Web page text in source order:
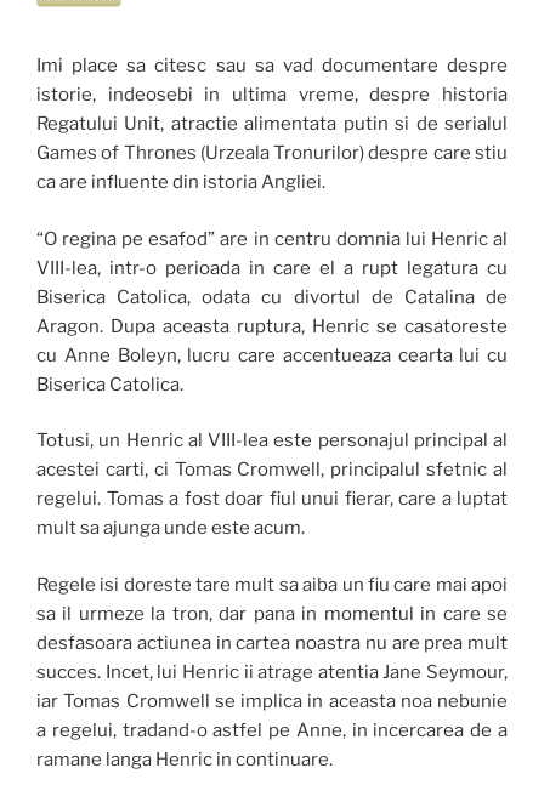
Imi place sa citesc sau sa vad documentare despre
istorie, indeosebi in ultima vreme, despre historia
Regatului Unit, atractie alimentata putin si de serialul
Games of Thrones (Urzeala Tronurilor) despre care stiu
ca are influente din istoria Angliei.
“O regina pe esafod” are in centru domnia lui Henric al
VIII-lea, intr-o perioada in care el a rupt legatura cu
Biserica Catolica, odata cu divortul de Catalina de
Aragon. Dupa aceasta ruptura, Henric se casatoreste
cu Anne Boleyn, lucru care accentueaza cearta lui cu
Biserica Catolica.
Totusi, un Henric al VIII-lea este personajul principal al
acestei carti, ci Tomas Cromwell, principalul sfetnic al
regelui. Tomas a fost doar fiul unui fierar, care a luptat
mult sa ajunga unde este acum.
Regele isi doreste tare mult sa aiba un fiu care mai apoi
sa il urmeze la tron, dar pana in momentul in care se
desfasoara actiunea in cartea noastra nu are prea mult
succes. Incet, lui Henric ii atrage atentia Jane Seymour,
iar Tomas Cromwell se implica in aceasta noa nebunie
a regelui, tradand-o astfel pe Anne, in incercarea de a
ramane langa Henric in continuare.